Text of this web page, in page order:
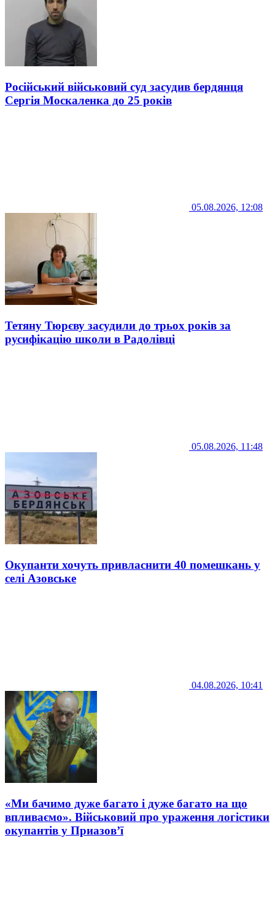
Російський військовий суд засудив бердянця
Сергія Москаленка до 25 років
05.08.2026, 12:08
Тетяну Тюрєву засудили до трьох років за
русифікацію школи в Радолівці
05.08.2026, 11:48
Окупанти хочуть привласнити 40 помешкань у
селі Азовське
04.08.2026, 10:41
«Ми бачимо дуже багато і дуже багато на що
впливаємо». Військовий про ураження логістики
окупантів у Приазов’ї